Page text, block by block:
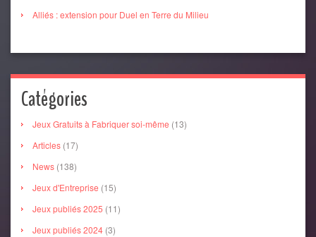
Alliés : extension pour Duel en Terre du Milieu
Catégories
Jeux Gratuits à Fabriquer soi-même (13)
Articles (17)
News (138)
Jeux d'Entreprise (15)
Jeux publiés 2025 (11)
Jeux publiés 2024 (3)